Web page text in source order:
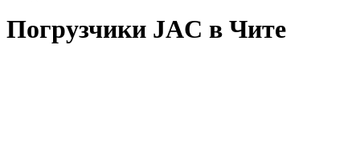
Погрузчики JAC в Чите